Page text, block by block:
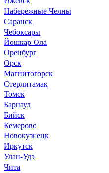
Набережные Челны
Саранск
Чебоксары
Йошкар-Ола
Оренбург
Орск
Магнитогорск
Стерлитамак
Томск
Барнаул
Бийск
Кемерово
Новокузнецк
Иркутск
Улан-Удэ
Чита